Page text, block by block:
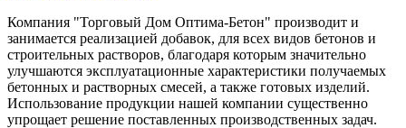
Компания "Торговый Дом Оптима-Бетон" производит и
занимается реализацией добавок, для всех видов бетонов и
строительных растворов, благодаря которым значительно
улучшаются эксплуатационные характеристики получаемых
бетонных и растворных смесей, а также готовых изделий.
Использование продукции нашей компании существенно
упрощает решение поставленных производственных задач.